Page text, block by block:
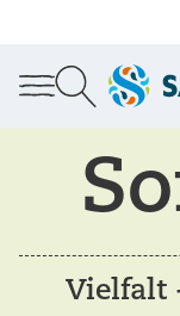
Vielfalt